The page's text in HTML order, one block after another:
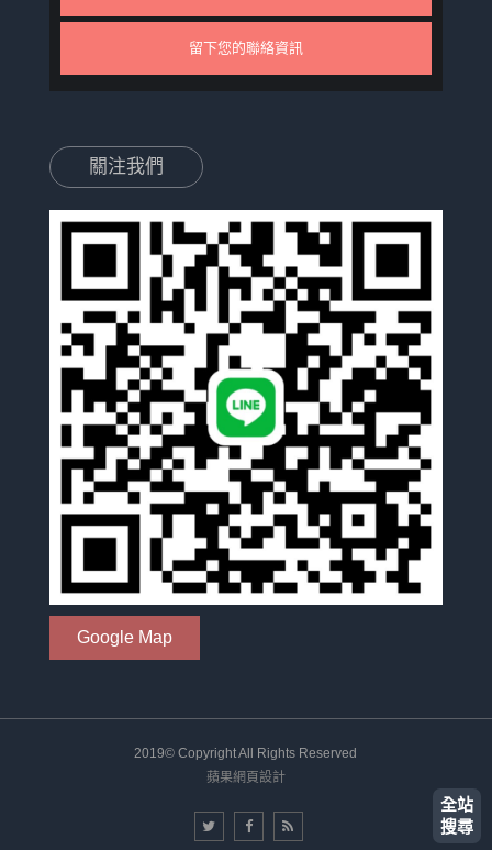
全站
搜尋
留下您的聯絡資訊
關注我們
Google Map
2019© Copyright All Rights Reserved
蘋果網頁設計